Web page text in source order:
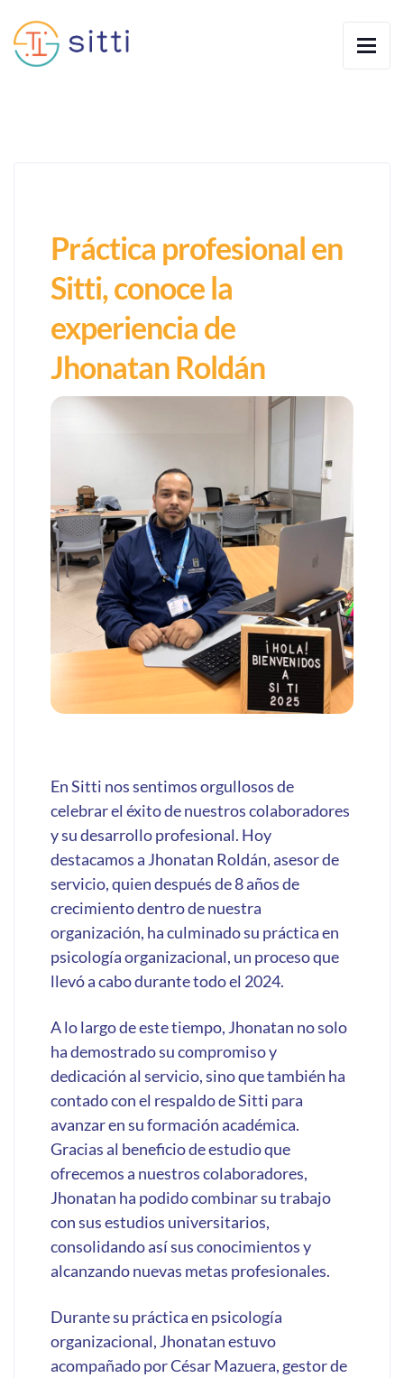
Práctica profesional en
Sitti, conoce la
experiencia de
Jhonatan Roldán
En Sitti nos sentimos orgullosos de
celebrar el éxito de nuestros colaboradores
y su desarrollo profesional. Hoy
destacamos a Jhonatan Roldán, asesor de
servicio, quien después de 8 años de
crecimiento dentro de nuestra
organización, ha culminado su práctica en
psicología organizacional, un proceso que
llevó a cabo durante todo el 2024.
A lo largo de este tiempo, Jhonatan no solo
ha demostrado su compromiso y
dedicación al servicio, sino que también ha
contado con el respaldo de Sitti para
avanzar en su formación académica.
Gracias al beneficio de estudio que
ofrecemos a nuestros colaboradores,
Jhonatan ha podido combinar su trabajo
con sus estudios universitarios,
consolidando así sus conocimientos y
alcanzando nuevas metas profesionales.
Durante su práctica en psicología
organizacional, Jhonatan estuvo
acompañado por César Mazuera, gestor de